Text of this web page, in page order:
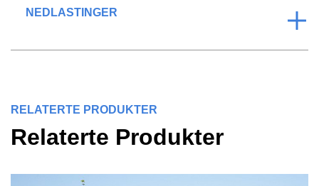
NEDLASTINGER
RELATERTE PRODUKTER
Relaterte Produkter